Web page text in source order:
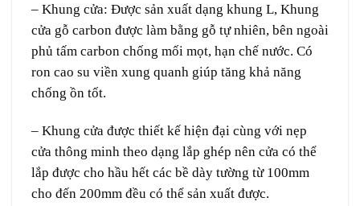
– Khung cửa: Được sản xuất dạng khung L, Khung
cửa gỗ carbon được làm bằng gỗ tự nhiên, bên ngoài
phủ tấm carbon chống mối mọt, hạn chế nước. Có
ron cao su viền xung quanh giúp tăng khả năng
chống ồn tốt.
– Khung cửa được thiết kế hiện đại cùng với nẹp
cửa thông minh theo dạng lắp ghép nên cửa có thể
lắp được cho hầu hết các bề dày tường từ 100mm
cho đến 200mm đều có thể sản xuất được.